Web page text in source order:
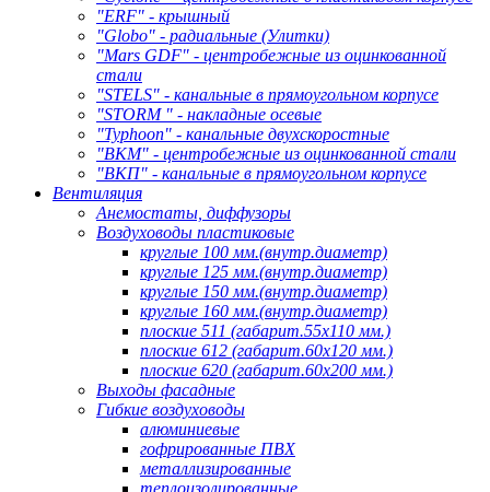
"ERF" - крышный
"Globo" - радиальные (Улитки)
"Mars GDF" - центробежные из оцинкованной
стали
"STELS" - канальные в прямоугольном корпусе
"STORM " - накладные осевые
"Typhoon" - канальные двухскоростные
"ВКМ" - центробежные из оцинкованной стали
"ВКП" - канальные в прямоугольном корпусе
Вентиляция
Анемостаты, диффузоры
Воздуховоды пластиковые
круглые 100 мм.(внутр.диаметр)
круглые 125 мм.(внутр.диаметр)
круглые 150 мм.(внутр.диаметр)
круглые 160 мм.(внутр.диаметр)
плоские 511 (габарит.55х110 мм.)
плоские 612 (габарит.60х120 мм.)
плоские 620 (габарит.60х200 мм.)
Выходы фасадные
Гибкие воздуховоды
алюминиевые
гофрированные ПВХ
металлизированные
теплоизолированные